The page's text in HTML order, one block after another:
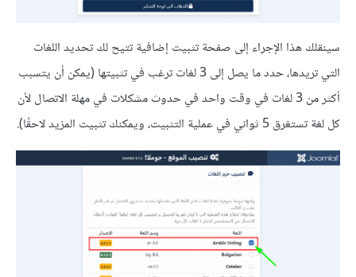
سينقلك هذا الإجراء إلى صفحة تثبيت إضافية تتيح لك تحديد اللغات
التي تريدها، حدد ما يصل إلى 3 لغات ترغب في تثبيتها (يمكن أن يتسبب
أكثر من 3 لغات في وقت واحد في حدوث مشكلات في مهلة الاتصال لأن
كل لغة تستغرق 5 ثواني في عملية التثبيت، ويمكنك تثبيت المزيد لاحقًا).